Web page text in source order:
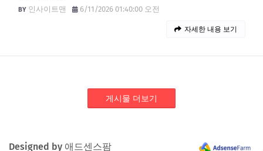
인사이트맨
6/11/2026 01:40:00 오전
자세한 내용 보기
게시물 더보기
Designed by 애드센스팜